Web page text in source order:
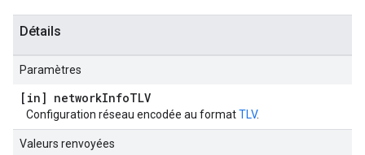
Détails
Paramètres
[in] networkInfoTLV
Configuration réseau encodée au formatTLV.
Valeurs renvoyées